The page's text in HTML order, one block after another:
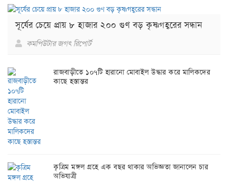
সূর্যের চেয়ে প্রায় ৮ হাজার ২০০ গুণ বড় কৃষ্ণগহ্বরের সন্ধান
কমপিউটার জগৎ রিপোর্ট
রাজবাড়ীতে ১০৭টি হারানো মোবাইল উদ্ধার করে মালিকদের
কাছে হস্তান্তর
কৃত্রিম মঙ্গল গ্রহে এক বছর থাকার অভিজ্ঞতা জানালেন চার
অভিযাত্রী